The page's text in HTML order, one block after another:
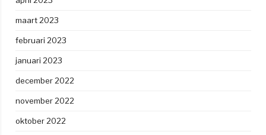
maart 2023
februari 2023
januari 2023
december 2022
november 2022
oktober 2022